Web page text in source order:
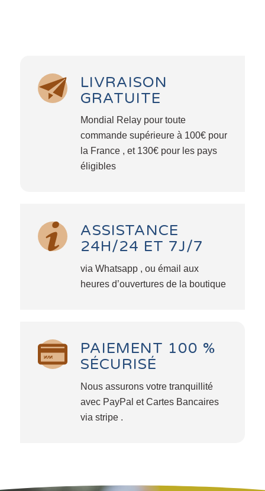
LIVRAISON
GRATUITE
Mondial Relay pour toute
commande supérieure à 100€ pour
la France , et 130€ pour les pays
éligibles
ASSISTANCE
24H/24 ET 7J/7
via Whatsapp , ou émail aux
heures d’ouvertures de la boutique
PAIEMENT 100 %
SÉCURISÉ
Nous assurons votre tranquillité
avec PayPal et Cartes Bancaires
via stripe .